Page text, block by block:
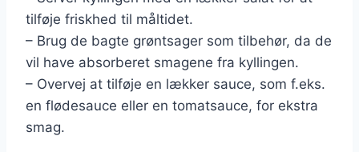
tilføje friskhed til måltidet.
– Brug de bagte grøntsager som tilbehør, da de
vil have absorberet smagene fra kyllingen.
– Overvej at tilføje en lækker sauce, som f.eks.
en flødesauce eller en tomatsauce, for ekstra
smag.